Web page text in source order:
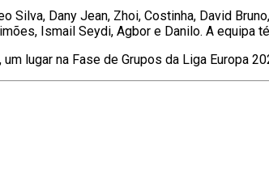
Dany Jean, Zhoi, Costinha, David
Ismail Seydi, Agbor e Danilo. A equipa
lugar na Fase de Grupos da Liga Europa